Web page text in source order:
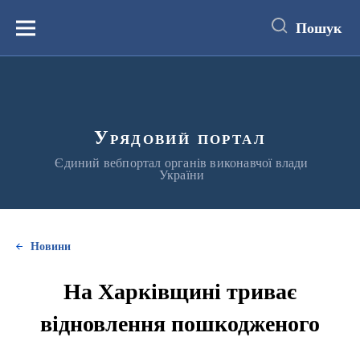
вмістуМеню Пошук
Урядовий портал
Єдиний вебпортал органів виконавчої влади
України
Новини
На Харківщині триває
відновлення пошкодженого